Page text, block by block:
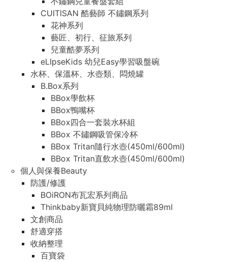
CUITISAN 酷藝師 不鏽鋼系列
花神系列
藝匠、初行、征旅系列
兒童酷夢系列
eLIpseKids 幼兒Easy學習吸盤碗
水杯、保溫杯、水壺類、悶燒罐
B.Box系列
BBox學飲杯
BBox鴨嘴杯
BBox四合一套裝水杯組
BBox 不鏽鋼吸管保冷杯
BBox Tritan隨行水壺(450ml/600ml)
BBox Tritan直飲水壺(450ml/600ml)
個人與保養Beauty
防護/修護
BOiRON布瓦宏系列商品
Thinkbaby新寶貝純物理防曬霜89ml
文創商品
舒適穿搭
收納整理
百寶袋